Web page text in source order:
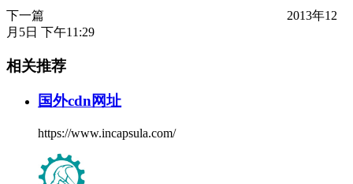
下一篇
2013年12
月5日 下午11:29
相关推荐
国外cdn网址
https://www.incapsula.com/